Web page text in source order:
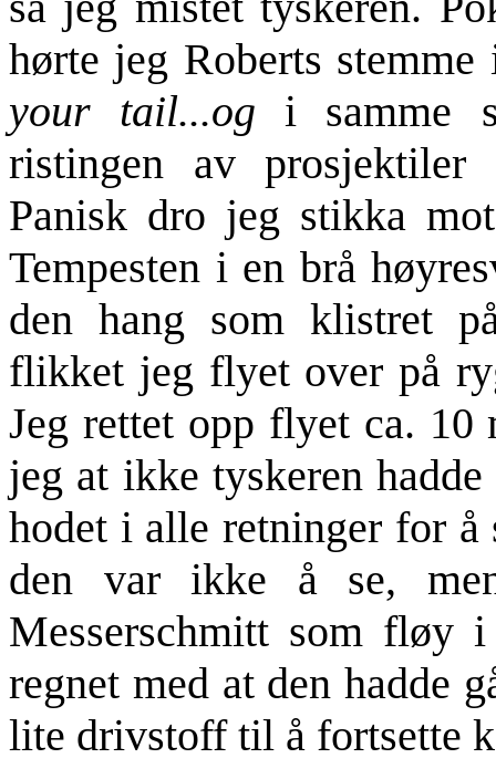
hørte jeg Roberts stemme
your tail...ogi samme
ristingen av prosjektiler
Panisk dro jeg stikka
Tempesten i en brå
den hang som klistret
flikket jeg flyet over på
Jeg rettet opp flyet ca. 10
jeg at ikke tyskeren
hodet i alle retninger for
den var ikke å se,
Messerschmitt som fløy
regnet med at den hadde
lite drivstoff til å fortsette